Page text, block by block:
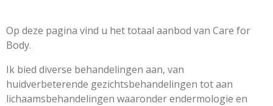
Op deze pagina vind u het totaal aanbod van Care for
Body.
Ik bied diverse behandelingen aan, van
huidverbeterende gezichtsbehandelingen tot aan
lichaamsbehandelingen waaronder endermologie en